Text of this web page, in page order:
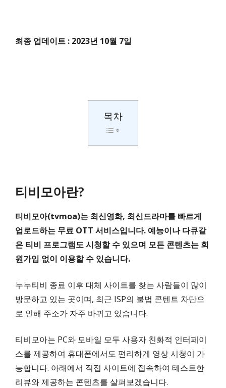
최종 업데이트 : 2023년 10월 7일
목차
티비모아란?
티비모아(tvmoa)는 최신영화, 최신드라마를 빠르게
업로드하는 무료 OTT 서비스입니다. 예능이나 다큐같
은 티비 프로그램도 시청할 수 있으며 모든 콘텐츠는 회
원가입 없이 이용할 수 있습니다.
누누티비 종료 이후 대체 사이트를 찾는 사람들이 많이
방문하고 있는 곳이며, 최근 ISP의 불법 콘텐트 차단으
로 인해 주소가 자주 바뀌고 있습니다.
티비모아는 PC와 모바일 모두 사용자 친화적 인터페이
스를 제공하여 휴대폰에서도 편리하게 영상 시청이 가
능합니다. 아래에서 직접 사이트에 접속하여 테스트한
리뷰와 제공하는 콘텐츠를 살펴보겠습니다.